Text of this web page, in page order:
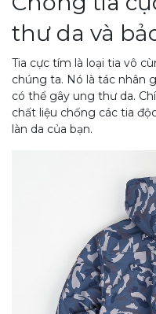
thư da và
Tia cực tím là loại tia vô
chúng ta. Nó là tác nhân
có thể gây ung thư da.
chất liệu chống các tia
làn da của bạn.